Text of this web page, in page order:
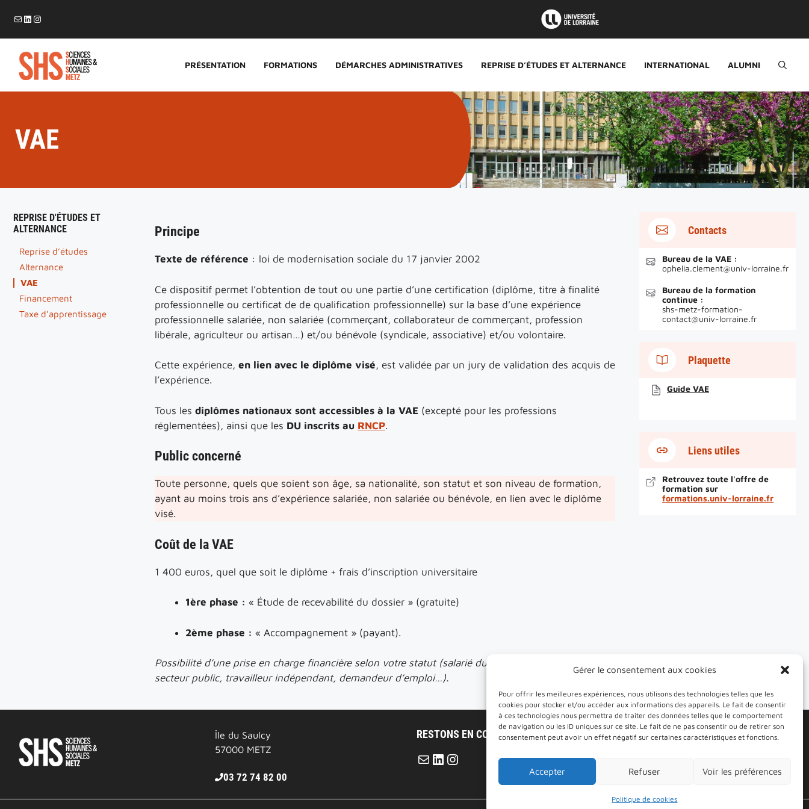
Gérer le consentement aux cookies
Pour offrir les meilleures expériences, nous utilisons des technologies telles que les
cookies pour stocker et/ou accéder aux informations des appareils. Le fait de consentir
à ces technologies nous permettra de traiter des données telles que le comportement
de navigation ou les ID uniques sur ce site. Le fait de ne pas consentir ou de retirer son
consentement peut avoir un effet négatif sur certaines caractéristiques et fonctions.
Accepter Refuser Voir les préférences
Politique de cookies
contenu
E-mailLinkedIn
Instagram
PRÉSENTATION FORMATIONS DÉMARCHES ADMINISTRATIVES REPRISE D’ÉTUDES ET ALTERNANCE INTERNATIONAL ALUMNI
VAE
Principe
Texte de référence : loi de modernisation sociale du 17 janvier 2002
Ce dispositif permet l’obtention de tout ou une partie d’une certification (diplôme, titre à finalité
professionnelle ou certificat de de qualification professionnelle) sur la base d’une expérience
professionnelle salariée, non salariée (commerçant, collaborateur de commerçant, profession
libérale, agriculteur ou artisan…) et/ou bénévole (syndicale, associative) et/ou volontaire.
Cette expérience, en lien avec le diplôme visé, est validée par un jury de validation des acquis de
l’expérience.
Tous les diplômes nationaux sont accessibles à la VAE (excepté pour les professions
réglementées), ainsi que les DU inscrits au RNCP.
Public concerné
Toute personne, quels que soient son âge, sa nationalité, son statut et son niveau de formation,
ayant au moins trois ans d’expérience salariée, non salariée ou bénévole, en lien avec le diplôme
visé.
Coût de la VAE
1 400 euros, quel que soit le diplôme + frais d’inscription universitaire
1ère phase : « Étude de recevabilité du dossier » (gratuite)
2ème phase : « Accompagnement » (payant).
Possibilité d’une prise en charge financière selon votre statut (salarié du secteur privé, salarié du
secteur public, travailleur indépendant, demandeur d’emploi…).
REPRISE D'ÉTUDES ET
ALTERNANCE
Reprise d’études
Alternance
VAE
Financement
Taxe d’apprentissage
Contacts
Bureau de la VAE :
ophelia.clement@univ-lorraine.fr
Bureau de la formation
continue :
shs-metz-formation-
contact@univ-lorraine.fr
Plaquette
Guide VAE
Liens utiles
Retrouvez toute l'offre de
formation sur
formations.univ-lorraine.fr
Île du Saulcy
57000 METZ
03 72 74 82 00
RESTONS EN CONTACT
E-mailLinkedIn
Instagram
Une unité de formation et de recherche de